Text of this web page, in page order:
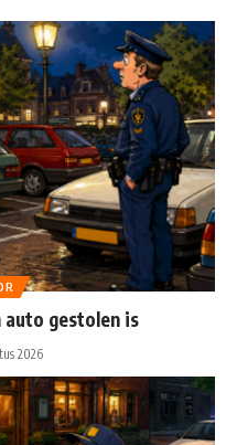
auto gestolen is
2026